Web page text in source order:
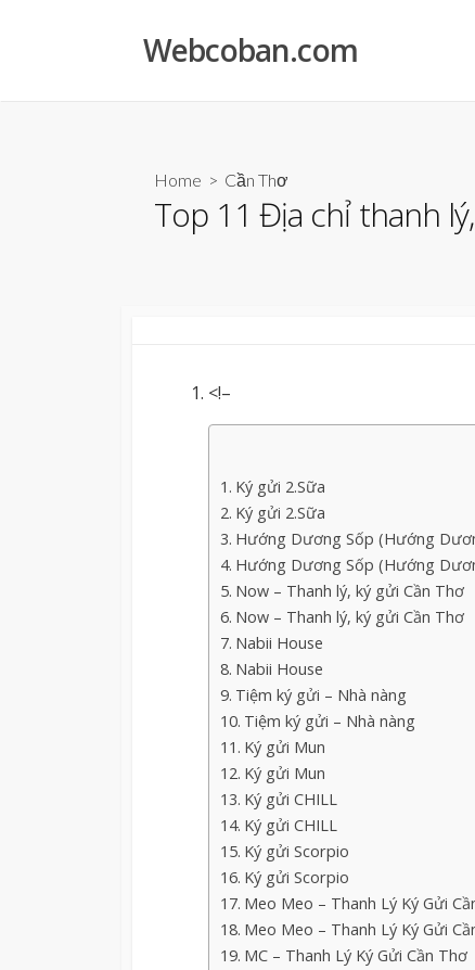
Webcoban.com
Home > Cần Thơ
Top 11 Địa chỉ thanh
<!–
Ký gửi 2.Sữa
Ký gửi 2.Sữa
Hướng Dương Sốp (Hướng
Hướng Dương Sốp (Hướng
Now – Thanh lý, ký gửi Cần Thơ
Now – Thanh lý, ký gửi Cần Thơ
Nabii House
Nabii House
Tiệm ký gửi – Nhà nàng
Tiệm ký gửi – Nhà nàng
Ký gửi Mun
Ký gửi Mun
Ký gửi CHILL
Ký gửi CHILL
Ký gửi Scorpio
Ký gửi Scorpio
Meo Meo – Thanh Lý Ký Gửi
Meo Meo – Thanh Lý Ký Gửi
MC – Thanh Lý Ký Gửi Cần Thơ